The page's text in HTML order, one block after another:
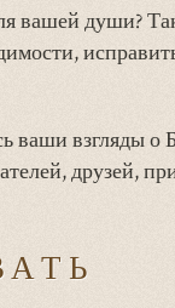
вашей души?
ваши взгляды о
друзей,